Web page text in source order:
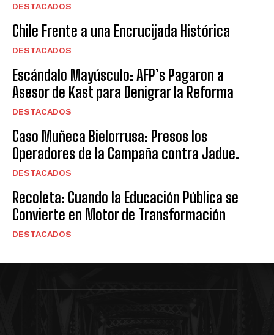
DESTACADOS
Chile Frente a una Encrucijada Histórica
DESTACADOS
Escándalo Mayúsculo: AFP’s Pagaron a
Asesor de Kast para Denigrar la Reforma
DESTACADOS
Caso Muñeca Bielorrusa: Presos los
Operadores de la Campaña contra Jadue.
DESTACADOS
Recoleta: Cuando la Educación Pública se
Convierte en Motor de Transformación
DESTACADOS